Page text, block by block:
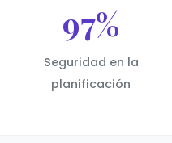
97%
Seguridad en la
planificación